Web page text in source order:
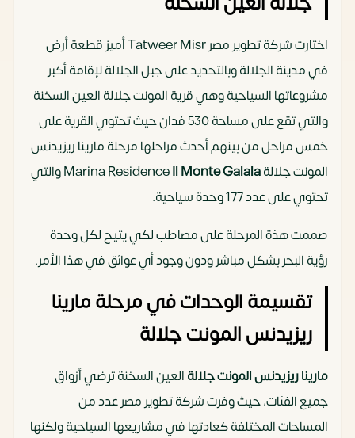
اختارت شركة تطوير مصر Tatweer Misr أميز قطعة أرض
في مدينة الجلالة وبالتحديد على جبل الجلالة لإقامة أكبر
مشروعاتها السياحية وهي قرية المونت جلالة العين السخنة
والتي تقع على مساحة 530 فدان حيث تحتوي القرية على
خمس مراحل من بينهم أحدث مراحلها مرحلة مارينا ريزيدنس
المونت جلالة Marina ResidenceIl Monte Galala
والتي
تحتوي على عدد 177 وحدة سياحية.
صممت هذة المرحلة على مصاطب لكي يتيح لكل وحدة
رؤية البحر بشكل مباشر ودون وجود أي عوائق في هذا الأمر.
تقسيمة الوحدات في مرحلة مارينا
ريزيدنس المونت جلالة
مارينا ريزيدنس المونت جلالةالعين السخنة ترضي أزواق
جميع الفئات، حيث وفرت شركة تطوير مصر عدد من
المساحات المختلفة كعادتها في مشاريعها السياحية ولكنها